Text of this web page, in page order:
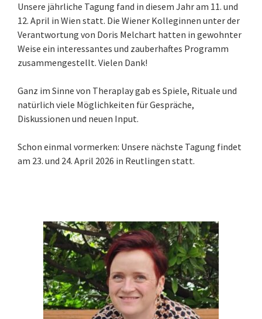
Unsere jährliche Tagung fand in diesem Jahr am 11. und
12. April in Wien statt. Die Wiener Kolleginnen unter der
Verantwortung von Doris Melchart hatten in gewohnter
Weise ein interessantes und zauberhaftes Programm
zusammengestellt. Vielen Dank!
Ganz im Sinne von Theraplay gab es Spiele, Rituale und
natürlich viele Möglichkeiten für Gespräche,
Diskussionen und neuen Input.
Schon einmal vormerken: Unsere nächste Tagung findet
am 23. und 24. April 2026 in Reutlingen statt.